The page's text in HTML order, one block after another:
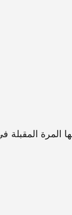
المرة المقبلة